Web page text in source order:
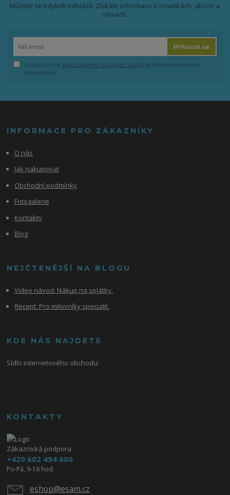
Můžete se kdykoli odhlásit. Získáte informace o novinkách, akcích a
slevách.
Přihlásit se
Souhlasím se zpracováním osobních údajů za účelem rozesílky
newsletteru.
INFORMACE PRO ZÁKAZNÍKY
O nás
Jak nakupovat
Obchodní podmínky
Fotogalerie
Kontakty
Blog
NEJČTENĚJŠÍ NA BLOGU
Video návod: Nákup na splátky.
Recept: Pro milovníky specialit.
KDE NÁS NAJDETE
Sídlo internetového obchodu:
KONTAKTY
Zákaznická podpora
+420 602 494 600
Po-Pá, 9-16 hod.
eshop@esam.cz